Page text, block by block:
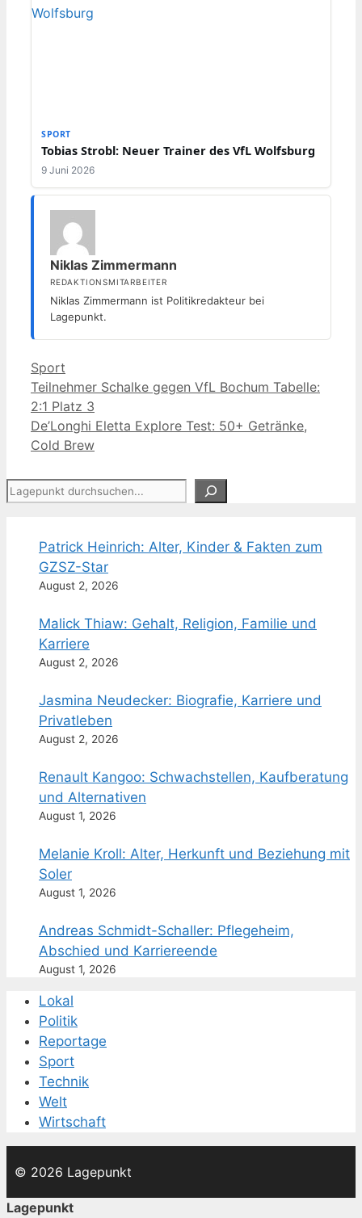
SPORT
Tobias Strobl: Neuer Trainer des VfL Wolfsburg
9 Juni 2026
Niklas Zimmermann
REDAKTIONSMITARBEITER
Niklas Zimmermann ist Politikredakteur bei
Lagepunkt.
Kategorien
Sport
Teilnehmer Schalke gegen VfL Bochum Tabelle:
2:1 Platz 3
De’Longhi Eletta Explore Test: 50+ Getränke,
Cold Brew
Suchen
Patrick Heinrich: Alter, Kinder & Fakten zum
GZSZ-Star
August 2, 2026
Malick Thiaw: Gehalt, Religion, Familie und
Karriere
August 2, 2026
Jasmina Neudecker: Biografie, Karriere und
Privatleben
August 2, 2026
Renault Kangoo: Schwachstellen, Kaufberatung
und Alternativen
August 1, 2026
Melanie Kroll: Alter, Herkunft und Beziehung mit
Soler
August 1, 2026
Andreas Schmidt-Schaller: Pflegeheim,
Abschied und Karriereende
August 1, 2026
Lokal
Politik
Reportage
Sport
Technik
Welt
Wirtschaft
© 2026 Lagepunkt
Lagepunkt